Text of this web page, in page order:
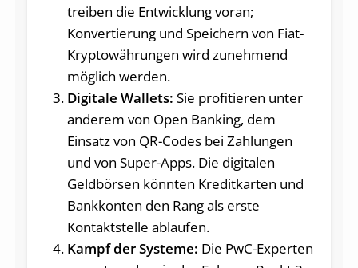
treiben die Entwicklung voran;
Konvertierung und Speichern von Fiat-
Kryptowährungen wird zunehmend
möglich werden.
Digitale Wallets: Sie profitieren unter
anderem von Open Banking, dem
Einsatz von QR-Codes bei Zahlungen
und von Super-Apps. Die digitalen
Geldbörsen könnten Kreditkarten und
Bankkonten den Rang als erste
Kontaktstelle ablaufen.
Kampf der Systeme: Die PwC-Experten